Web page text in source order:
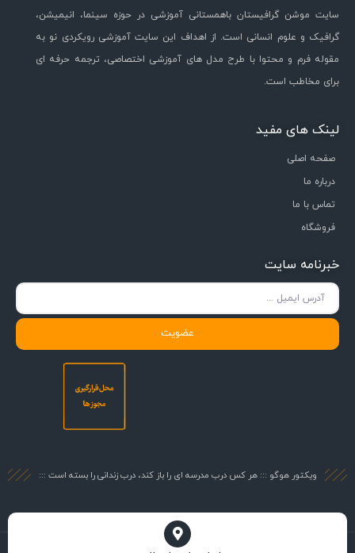
سایت موشن گرافیستان باهمستانی آموزشی در حوزه سینما، انیمیشن،
گرافیک و علوم انسانی است. از اهداف این سایت آموزشی رویکردی نو به
مقوله فرم و محتوا با طرح مدل های آموزشی اختصاصی، ترجمه حرفه ای
برای مخاطب است.
لینک های مفید
صفحه اصلی
درباره ما
تماس با ما
فروشگاه
خبرنامه سایت
عضویت
ویکتور هوگو ::: هر کس درب مدرسه ای را باز کند، درب زندانی را بسته است :::